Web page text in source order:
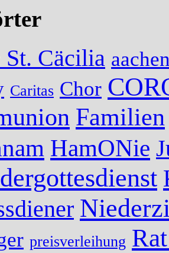
St. Cäcilia
Caritas Chor
Familien
HamONie
preisverleihung